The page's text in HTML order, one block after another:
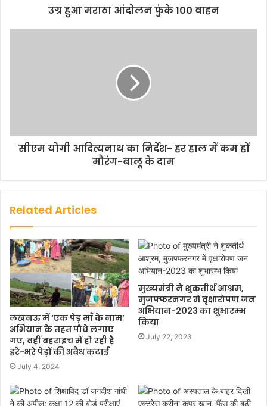
उग्र हुआ मराठा आंदोलन फुंके 100 वाहन
सीएम योगी आदित्यनाथ का निर्देश- हर हाल में कम हों
मौरंग-बालू के दाम
Related Articles
लखनऊ में ‘एक पेड़ माँ के नाम’
अभियान के तहत पौधे लगाए
गए, वहीं बहराइच में हो रही है
हरे-भरे पेड़ों की अवैध कटाई
July 4, 2024
मुख्यमंत्री ने शुकतीर्थ आश्रम,
मुजफ्फरनगर में वृक्षारोपण जन
अभियान-2023 का शुभारम्भ
किया
July 22, 2023